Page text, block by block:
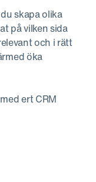
skapa olika
på vilken sida
och i rätt
öka
ert CRM